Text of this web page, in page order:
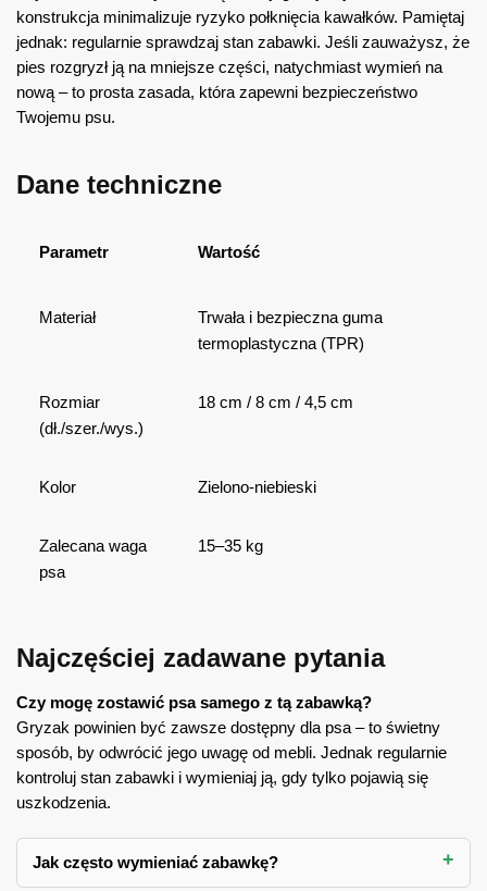
konstrukcja minimalizuje ryzyko połknięcia kawałków. Pamiętaj
jednak: regularnie sprawdzaj stan zabawki. Jeśli zauważysz, że
pies rozgryzł ją na mniejsze części, natychmiast wymień na
nową – to prosta zasada, która zapewni bezpieczeństwo
Twojemu psu.
Dane techniczne
Parametr Wartość
Materiał
Trwała i bezpieczna guma
termoplastyczna (TPR)
Rozmiar
(dł./szer./wys.)
18 cm / 8 cm / 4,5 cm
Kolor Zielono-niebieski
Zalecana waga
psa
15–35 kg
Najczęściej zadawane pytania
Czy mogę zostawić psa samego z tą zabawką?
Gryzak powinien być zawsze dostępny dla psa – to świetny
sposób, by odwrócić jego uwagę od mebli. Jednak regularnie
kontroluj stan zabawki i wymieniaj ją, gdy tylko pojawią się
uszkodzenia.
Jak często wymieniać zabawkę?